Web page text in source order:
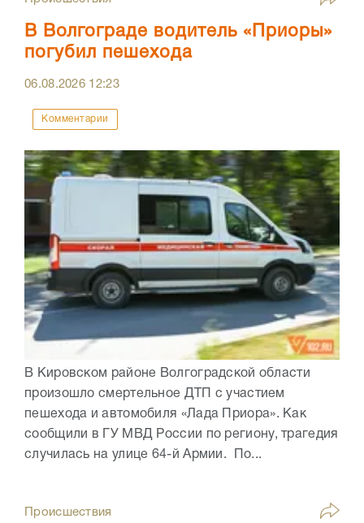
В Волгограде водитель «Приоры»
погубил пешехода
06.08.2026 12:23
Комментарии
В Кировском районе Волгоградской области
произошло смертельное ДТП с участием
пешехода и автомобиля «Лада Приора». Как
сообщили в ГУ МВД России по региону, трагедия
случилась на улице 64-й Армии. По...
Происшествия